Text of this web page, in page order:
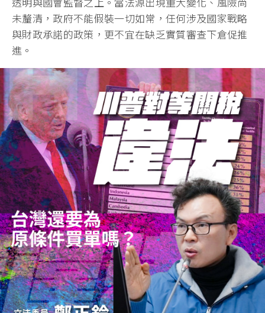
未釐清，政府不能假裝一切如常，任何涉及國家戰略
與財政承諾的政策，更不宜在缺乏實質審查下倉促推
進。